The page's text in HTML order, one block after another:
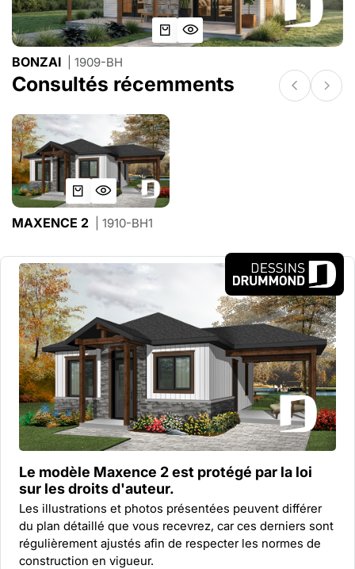
BONZAI | 1909-BH
Consultés récemments
MAXENCE 2 | 1910-BH1
Le modèle Maxence 2 est protégé par la loi
sur les droits d'auteur.
Les illustrations et photos présentées peuvent différer
du plan détaillé que vous recevrez, car ces derniers sont
régulièrement ajustés afin de respecter les normes de
construction en vigueur.